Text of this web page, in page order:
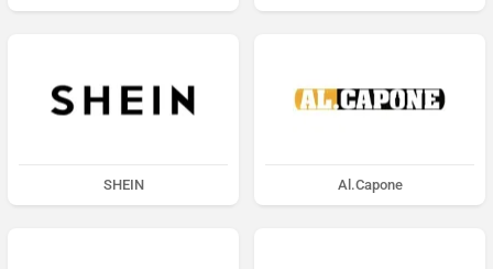
SHEIN Al.Capone